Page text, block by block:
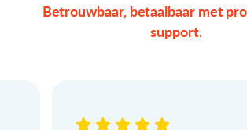
Betrouwbaar, betaalbaar met
support.